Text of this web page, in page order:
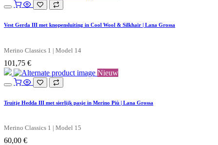
Vest Gerda III met knopensluiting in Cool Wool & Silkhair | Lana Grossa
Merino Classics 1 | Model 14
101,75 €
Nieuw
Truitje Hedda III met sierlijk pasje in Merino Più | Lana Grossa
Merino Classics 1 | Model 15
60,00 €